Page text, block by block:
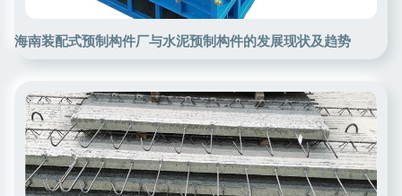
海南装配式预制构件厂与水泥预制构件的发展现状及趋势